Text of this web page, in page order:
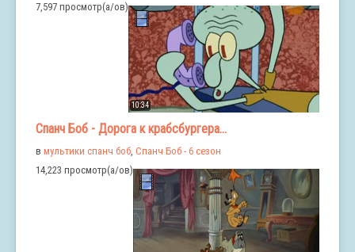
7,597 просмотр(а/ов)
10:34
Спанч Боб - Дорога к крабсбургера...
в мультики спанч боб, Спанч Боб - 6 сезон
14,223 просмотр(а/ов)